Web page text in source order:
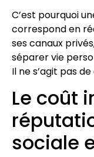
C’est pourquoi
correspond en
ses canaux
séparer vie
Il ne s’agit pas
Le coût
sociale